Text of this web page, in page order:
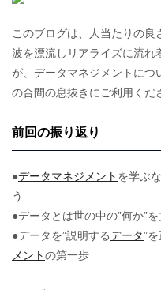
このブログは、人当たりの
波を漂流しリアライズに流れ
が、データマネジメントに
の合間の息抜きにご利用くだ
前回の振り返り
●データマネジメント を学ぶ
う
●データとは世の中の”何か”
●データを”説明するデータ”
メントの第一歩